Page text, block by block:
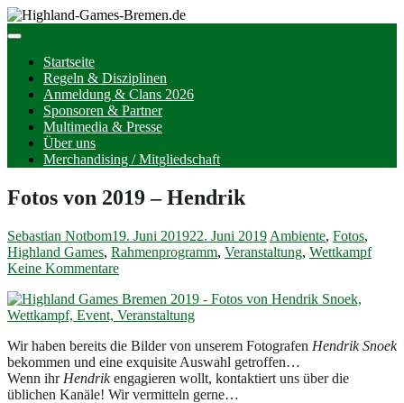
Startseite
Regeln & Disziplinen
Anmeldung & Clans 2026
Sponsoren & Partner
Multimedia & Presse
Über uns
Merchandising / Mitgliedschaft
Fotos von 2019 – Hendrik
Sebastian Notbom19. Juni 201922. Juni 2019 Ambiente, Fotos,
Highland Games, Rahmenprogramm, Veranstaltung, Wettkampf
Keine Kommentare
Wir haben bereits die Bilder von unserem Fotografen Hendrik Snoek
bekommen und eine exquisite Auswahl getroffen…
Wenn ihr Hendrikengagieren wollt, kontaktiert uns über die
üblichen Kanäle! Wir vermitteln gerne…